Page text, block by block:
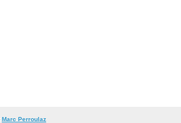
Marc Perroulaz